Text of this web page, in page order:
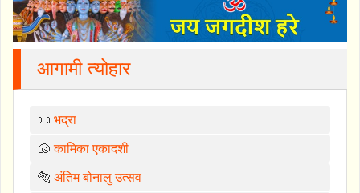
आगामी त्योहार
📜 भद्रा
🐚कामिका एकादशी
🐅 अंतिम बोनालु उत्सव